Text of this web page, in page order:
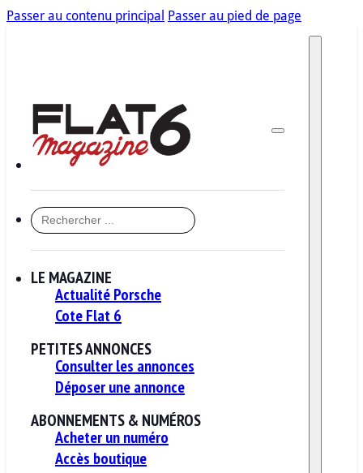
Passer au contenu principal Passer au pied de page
RECHERCHER
LE MAGAZINE
Actualité Porsche
Cote Flat 6
PETITES ANNONCES
Consulter les annonces
Déposer une annonce
ABONNEMENTS & NUMÉROS
Acheter un numéro
Accès boutique